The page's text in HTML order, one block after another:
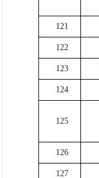
121
122
123
124
125
126
127